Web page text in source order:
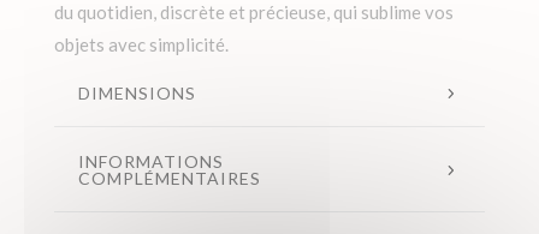
du quotidien, discrète et précieuse, qui sublime vos
objets avec simplicité.
DIMENSIONS
INFORMATIONS
COMPLÉMENTAIRES